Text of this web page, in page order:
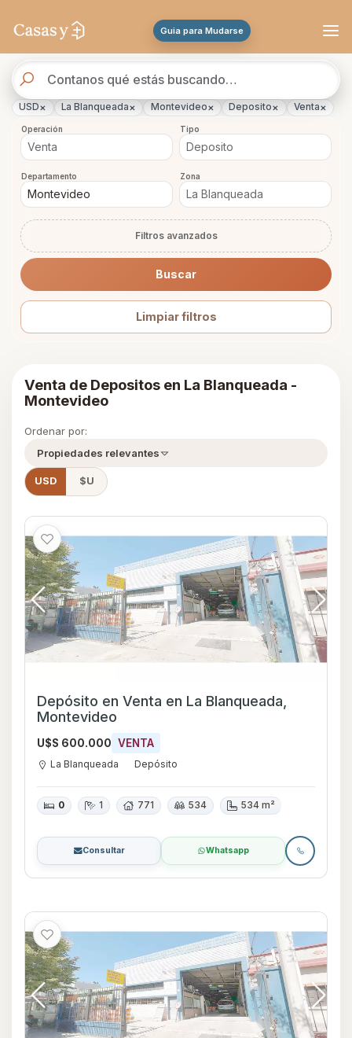
Guia para Mudarse
de
propiedades
USD× La Blanqueada× Montevideo× Deposito× Venta×
Operación Tipo
Departamento Zona
Filtros avanzados
Buscar
Limpiar filtros
Venta de Depositos en La Blanqueada -
Montevideo
Ordenar por:
Propiedades relevantes
USD $U
Depósito en Venta en La Blanqueada,
Montevideo
U$S 600.000 VENTA
La Blanqueada Depósito
0 1 771 534 534 m²
Consultar Whatsapp